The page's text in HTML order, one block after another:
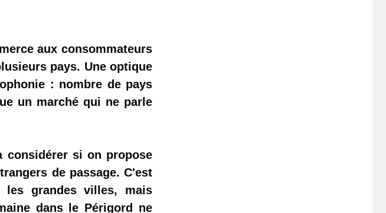
aux consommateurs
pays. Une optique
: nombre de pays
un marché qui ne parle
considérer si on propose
de passage. C'est
grandes villes, mais
dans le Périgord ne